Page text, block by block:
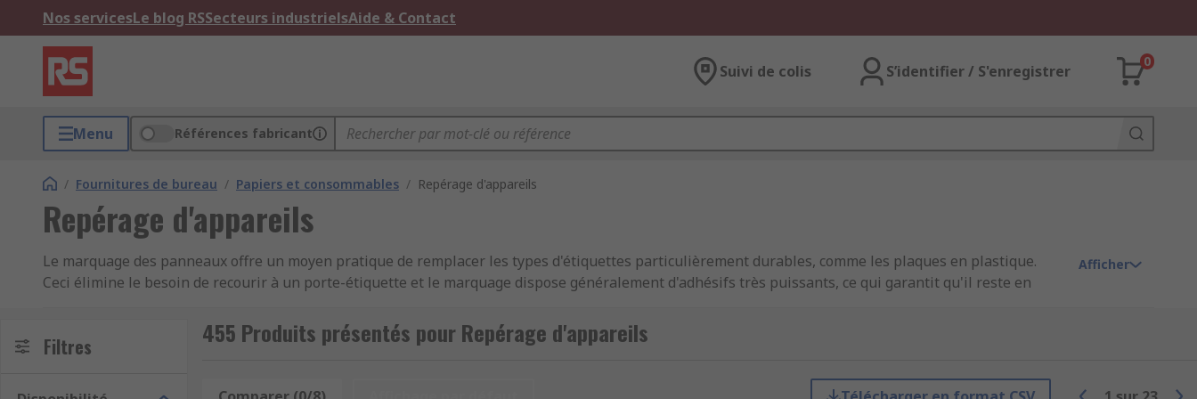
Nos servicesLe blog RSSecteurs industrielsAide & Contact
Suivi de colis S’identifier / S'enregistrer
0
Menu Références fabricant
/ Fournitures de bureau / Papiers et consommables / Repérage d'appareils
Repérage d'appareils
Le marquage des panneaux offre un moyen pratique de remplacer les types d'étiquettes particulièrement durables, comme les plaques en plastique.
Ceci élimine le besoin de recourir à un porte-étiquette et le marquage dispose généralement d'adhésifs très puissants, ce qui garantit qu'il reste en
Afficher
Filtres 455 Produits présentés pour Repérage d'appareils